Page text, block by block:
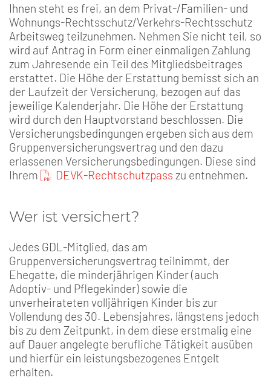
Ihnen steht es frei, an dem Privat-/Familien- und
Wohnungs-Rechtsschutz/Verkehrs-Rechtsschutz
Arbeitsweg teilzunehmen. Nehmen Sie nicht teil, so
wird auf Antrag in Form einer einmaligen Zahlung
zum Jahresende ein Teil des Mitgliedsbeitrages
erstattet. Die Höhe der Erstattung bemisst sich an
der Laufzeit der Versicherung, bezogen auf das
jeweilige Kalenderjahr. Die Höhe der Erstattung
wird durch den Hauptvorstand beschlossen. Die
Versicherungsbedingungen ergeben sich aus dem
Gruppenversicherungsvertrag und den dazu
erlassenen Versicherungsbedingungen. Diese sind
Ihrem
DEVK-Rechtschutzpass zu entnehmen.
Wer ist versichert?
Jedes GDL-Mitglied, das am
Gruppenversicherungsvertrag teilnimmt, der
Ehegatte, die minderjährigen Kinder (auch
Adoptiv- und Pflegekinder) sowie die
unverheirateten volljährigen Kinder bis zur
Vollendung des 30. Lebensjahres, längstens jedoch
bis zu dem Zeitpunkt, in dem diese erstmalig eine
auf Dauer angelegte berufliche Tätigkeit ausüben
und hierfür ein leistungsbezogenes Entgelt
erhalten.